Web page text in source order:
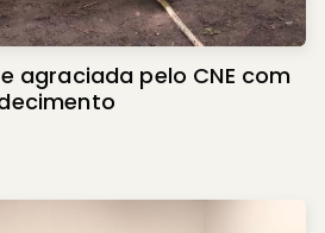
pelo CNE com